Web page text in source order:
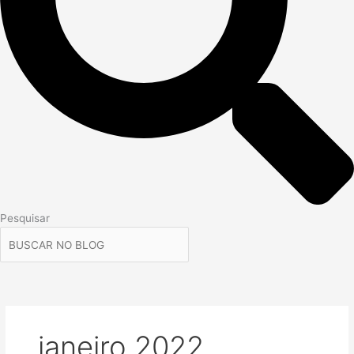
Pesquisar
janeiro 2022